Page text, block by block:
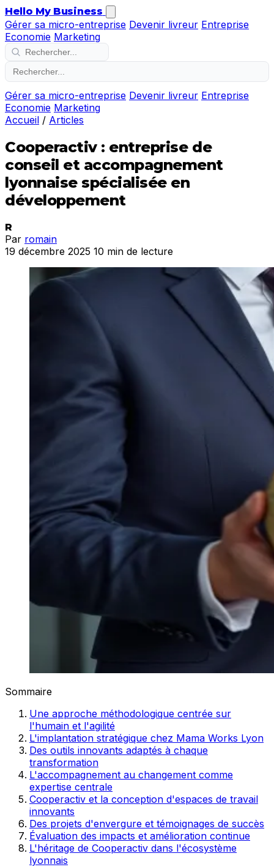
Hello My Business
Gérer sa micro-entreprise Devenir livreur Entreprise
Economie Marketing
Gérer sa micro-entreprise Devenir livreur Entreprise
Economie Marketing
Accueil / Articles
Cooperactiv : entreprise de
conseil et accompagnement
lyonnaise spécialisée en
développement
R
Par romain
19 décembre 2025 10 min de lecture
Sommaire
Une approche méthodologique centrée sur
l'humain et l'agilité
L'implantation stratégique chez Mama Works Lyon
Des outils innovants adaptés à chaque
transformation
L'accompagnement au changement comme
expertise centrale
Cooperactiv et la conception d'espaces de travail
innovants
Des projets d'envergure et témoignages de succès
Évaluation des impacts et amélioration continue
L'héritage de Cooperactiv dans l'écosystème
lyonnais